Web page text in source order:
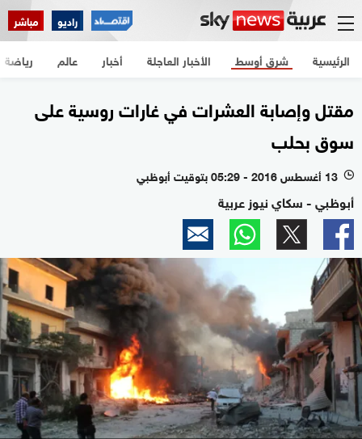
راديو مباشر
الرئيسية الأخبار العاجلة أخبار شرق أوسط عالم رياضة
مقتل وإصابة العشرات في غارات روسية على
سوق بحلب
l 13 أغسطس 2016 - 05:29 بتوقيت أبوظبي
أبوظبي - سكاي نيوز عربية